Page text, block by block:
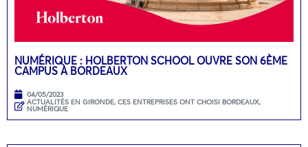
NUMÉRIQUE : HOLBERTON SCHOOL OUVRE SON 6ÈME
CAMPUS À BORDEAUX
04/05/2023
ACTUALITÉS EN GIRONDE, CES ENTREPRISES ONT CHOISI BORDEAUX,
NUMÉRIQUE